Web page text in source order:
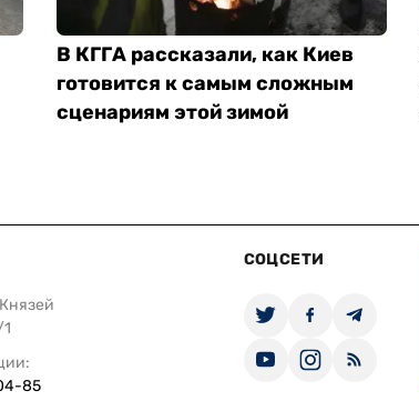
В КГГА рассказали, как Киев
готовится к самым сложным
сценариям этой зимой
85
СОЦСЕТИ